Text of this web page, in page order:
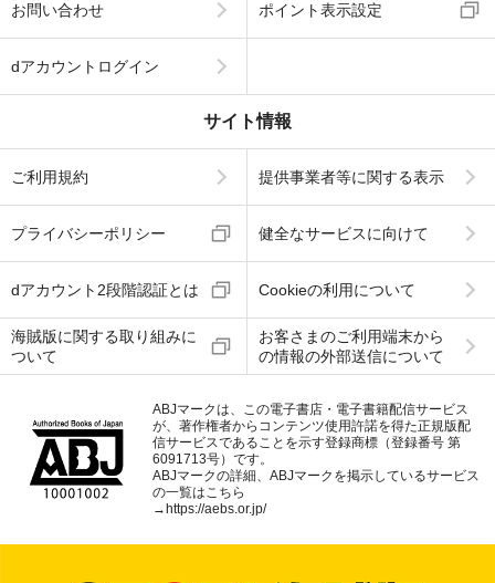
お問い合わせ ポイント表示設定
dアカウントログイン
サイト情報
ご利用規約 提供事業者等に関する表示
プライバシーポリシー 健全なサービスに向けて
dアカウント2段階認証とは Cookieの利用について
海賊版に関する取り組みに
ついて
お客さまのご利用端末から
の情報の外部送信について
ABJマークは、この電子書店・電子書籍配信サービス
が、著作権者からコンテンツ使用許諾を得た正規版配
信サービスであることを示す登録商標（登録番号 第
6091713号）です。
ABJマークの詳細、ABJマークを掲示しているサービス
の一覧はこちら
→ https://aebs.or.jp/